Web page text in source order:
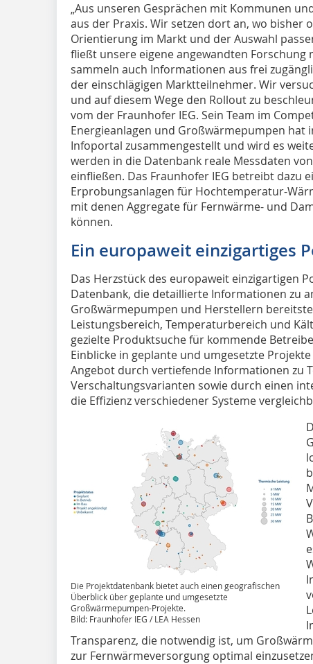
„Aus unseren Gesprächen mit Kommunen
aus der Praxis. Wir setzen dort an, wo bisher
Orientierung im Markt und der Auswahl
fließt unsere eigene angewandten
sammeln auch Informationen aus frei
der einschlägigen Marktteilnehmer. Wir
und auf diesem Wege den Rollout zu
vom der Fraunhofer IEG. Sein Team im
Energieanlagen und Großwärmepumpen hat
Infoportal zusammengestellt und wird es
werden in die Datenbank reale Messdaten
einfließen. Das Fraunhofer IEG betreibt dazu
Erprobungsanlagen für Hochtemperatur-
mit denen Aggregate für Fernwärme- und
können.
Ein europaweit einzigartiges
Das Herzstück des europaweit einzigartigen
Datenbank, die detaillierte Informationen zu
Großwärmepumpen und Herstellern
Leistungsbereich, Temperaturbereich und
gezielte Produktsuche für kommende
Einblicke in geplante und umgesetzte
Angebot durch vertiefende Informationen zu
Verschaltungsvarianten sowie durch einen
die Effizienz verschiedener Systeme
Die Projektdatenbank bietet auch einen geografischen
Überblick über geplante und umgesetzte
Großwärmepumpen-Projekte.
Bild: Fraunhofer IEG / LEA Hessen
Transparenz, die notwendig ist, um
zur Fernwärmeversorgung optimal